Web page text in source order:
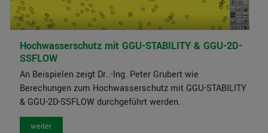
Hochwasserschutz mit GGU-STABILITY & GGU-2D-
SSFLOW
An Beispielen zeigt Dr..-Ing. Peter Grubert wie
Berechungen zum Hochwasserschutz mit GGU-STABILITY
& GGU-2D-SSFLOW durchgeführt werden.
weiter